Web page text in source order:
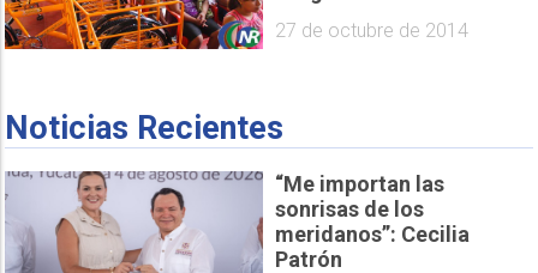
27 de octubre de 2014
Noticias Recientes
“Me importan las
sonrisas de los
meridanos”: Cecilia
Patrón